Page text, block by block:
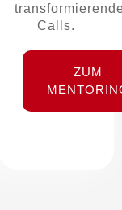
Calls.
ZUM